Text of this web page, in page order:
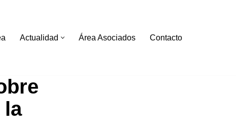
Actualidad Área Asociados Contacto
la